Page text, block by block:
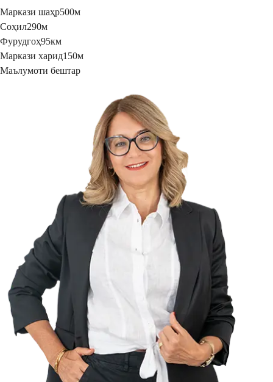
Маркази шаҳр500м
Соҳил290м
Фурудгоҳ95км
Маркази харид150м
Маълумоти бештар